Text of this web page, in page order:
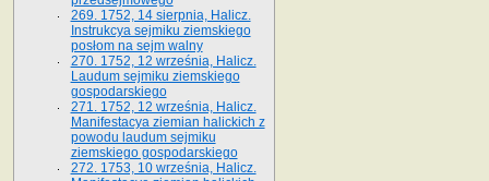
269. 1752, 14 sierpnia, Halicz.
Instrukcya sejmiku ziemskiego
posłom na sejm walny
270. 1752, 12 września, Halicz.
Laudum sejmiku ziemskiego
gospodarskiego
271. 1752, 12 września, Halicz.
Manifestacya ziemian halickich z
powodu laudum sejmiku
ziemskiego gospodarskiego
272. 1753, 10 września, Halicz.